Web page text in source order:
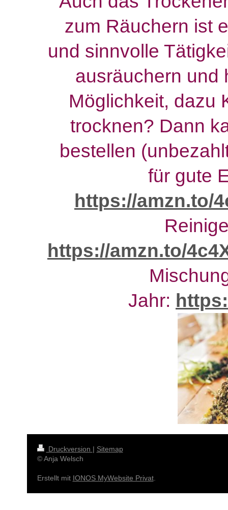
zum Räuchern ist
und sinnvolle
ausräuchern und
Möglichkeit, dazu
trocknen? Dann
bestellen
für gute
https://amzn.to/
https://amzn.to/
Jahr:
Druckversion | Sitemap
© Anja Welsch
Erstellt mit IONOS MyWebsite Privat.